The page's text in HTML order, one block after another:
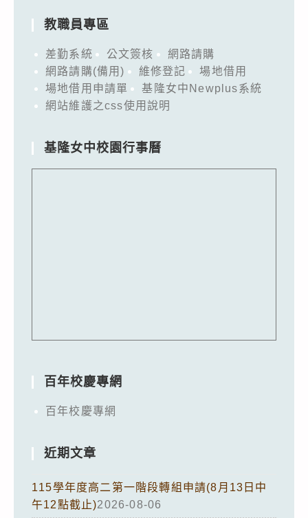
教職員專區
差勤系統 公文簽核
網路請購
網路請購(備用)
維修登記
場地借用
場地借用申請單
基隆女中Newplus系統
網站維護之css使用說明
基隆女中校園行事曆
百年校慶專網
百年校慶專網
近期文章
115學年度高二第一階段轉組申請(8月13日中
午12點截止)2026-08-06